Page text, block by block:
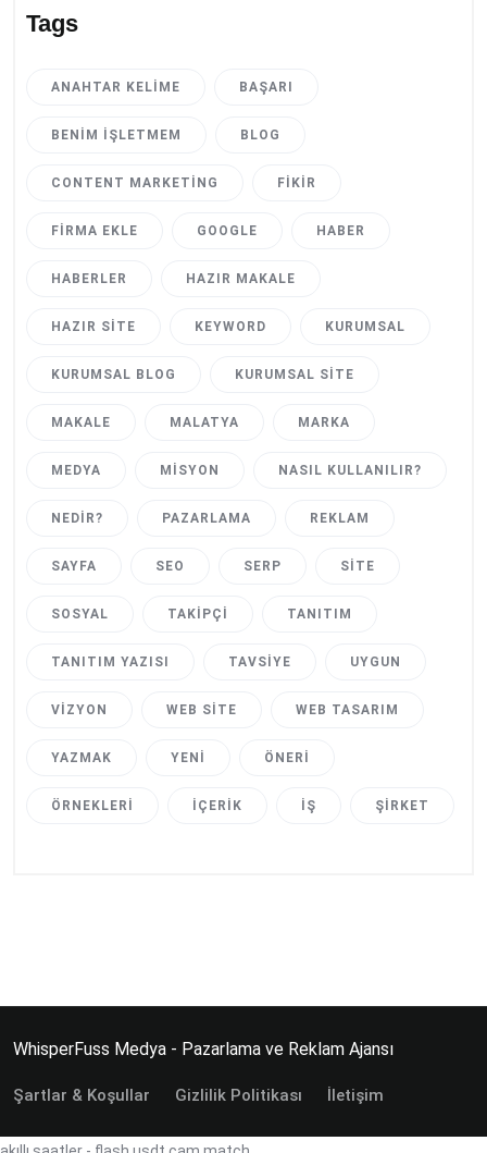
Tags
ANAHTAR KELIME BAŞARI
BENIM İŞLETMEM BLOG
CONTENT MARKETING FIKIR
FIRMA EKLE GOOGLE HABER
HABERLER HAZIR MAKALE
HAZIR SITE KEYWORD KURUMSAL
KURUMSAL BLOG KURUMSAL SITE
MAKALE MALATYA MARKA
MEDYA MISYON NASIL KULLANILIR?
NEDIR? PAZARLAMA REKLAM
SAYFA SEO SERP SITE
SOSYAL TAKIPÇI TANITIM
TANITIM YAZISI TAVSIYE UYGUN
VIZYON WEB SITE WEB TASARIM
YAZMAK YENI ÖNERI
ÖRNEKLERI İÇERIK İŞ ŞIRKET
WhisperFuss Medya - Pazarlama ve Reklam Ajansı
Şartlar & Koşullar Gizlilik Politikası İletişim